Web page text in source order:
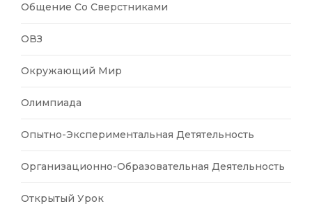
Общение Со Сверстниками
ОВЗ
Окружающий Мир
Олимпиада
Опытно-Экспериментальная Детятельность
Организационно-Образовательная Деятельность
Открытый Урок